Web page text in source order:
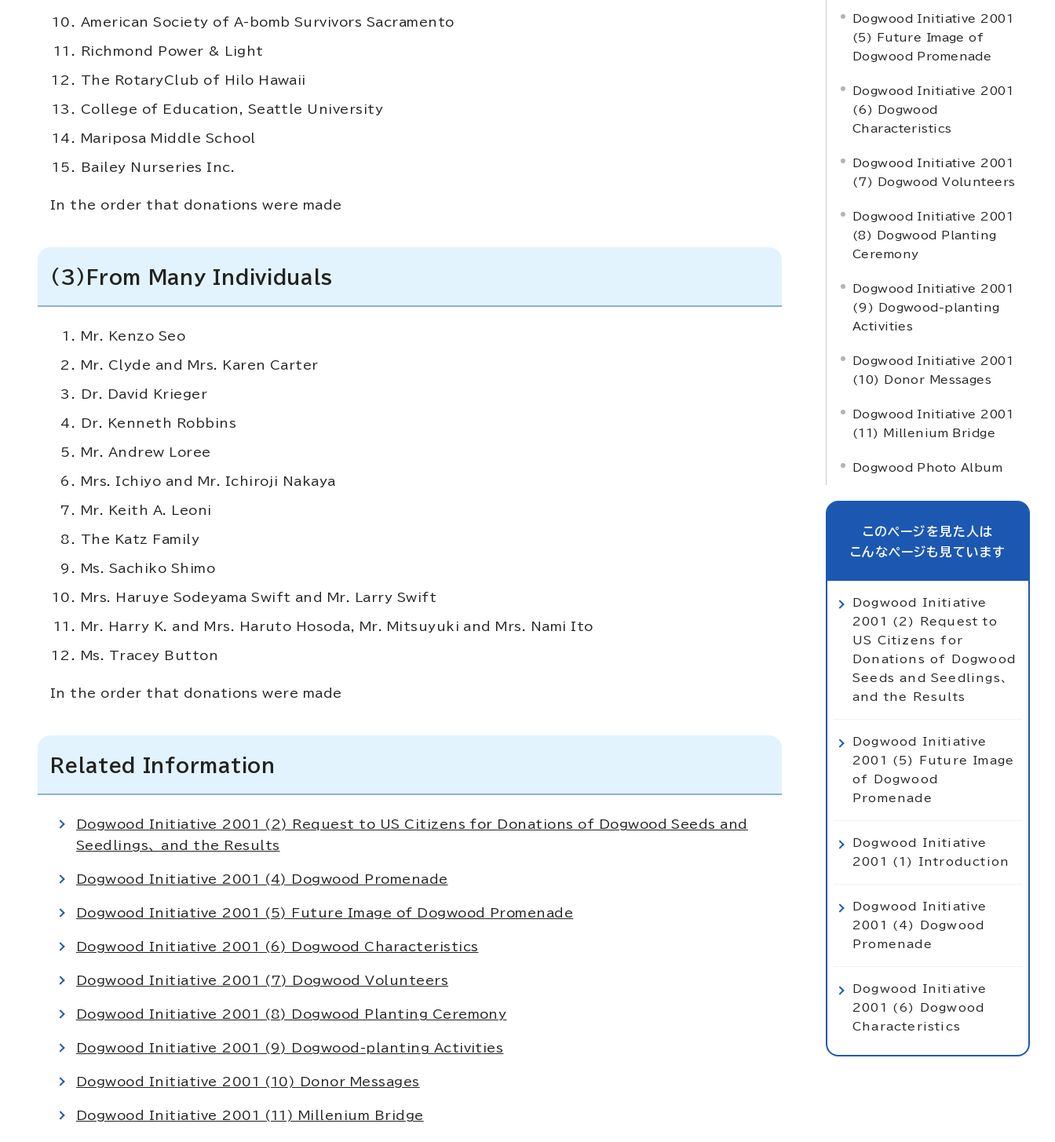
American Society of A-bomb Survivors Sacramento
Richmond Power & Light
The RotaryClub of Hilo Hawaii
College of Education, Seattle University
Mariposa Middle School
Bailey Nurseries Inc.
In the order that donations were made
(3)From Many Individuals
Mr. Kenzo Seo
Mr. Clyde and Mrs. Karen Carter
Dr. David Krieger
Dr. Kenneth Robbins
Mr. Andrew Loree
Mrs. Ichiyo and Mr. Ichiroji Nakaya
Mr. Keith A. Leoni
The Katz Family
Ms. Sachiko Shimo
Mrs. Haruye Sodeyama Swift and Mr. Larry Swift
Mr. Harry K. and Mrs. Haruto Hosoda, Mr. Mitsuyuki and Mrs. Nami Ito
Ms. Tracey Button
In the order that donations were made
Related Information
Dogwood Initiative 2001 (2) Request to US Citizens for Donations of Dogwood Seeds and
Seedlings、 and the Results
Dogwood Initiative 2001 (4) Dogwood Promenade
Dogwood Initiative 2001 (5) Future Image of Dogwood Promenade
Dogwood Initiative 2001 (6) Dogwood Characteristics
Dogwood Initiative 2001 (7) Dogwood Volunteers
Dogwood Initiative 2001 (8) Dogwood Planting Ceremony
Dogwood Initiative 2001 (9) Dogwood-planting Activities
Dogwood Initiative 2001 (10) Donor Messages
Dogwood Initiative 2001 (11) Millenium Bridge
Dogwood Initiative 2001
(5) Future Image of
Dogwood Promenade
Dogwood Initiative 2001
(6) Dogwood
Characteristics
Dogwood Initiative 2001
(7) Dogwood Volunteers
Dogwood Initiative 2001
(8) Dogwood Planting
Ceremony
Dogwood Initiative 2001
(9) Dogwood-planting
Activities
Dogwood Initiative 2001
(10) Donor Messages
Dogwood Initiative 2001
(11) Millenium Bridge
Dogwood Photo Album
このページを見た人は
こんなページも見ています
Dogwood Initiative
2001 (2) Request to
US Citizens for
Donations of Dogwood
Seeds and Seedlings、
and the Results
Dogwood Initiative
2001 (5) Future Image
of Dogwood
Promenade
Dogwood Initiative
2001 (1) Introduction
Dogwood Initiative
2001 (4) Dogwood
Promenade
Dogwood Initiative
2001 (6) Dogwood
Characteristics